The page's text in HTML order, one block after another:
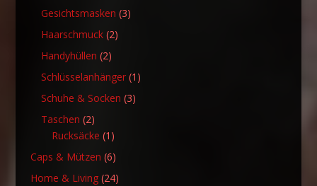
Produkt
Gesichtsmasken 33
Haarschmuck 22
Handyhüllen 22
Produkte
Schlüsselanhänger 1 1
Schuhe & Socken 33
Taschen 22
Produkte
Rucksäcke 1 1
Produkt
Caps & Mützen 66
Produkte
Home & Living 2424